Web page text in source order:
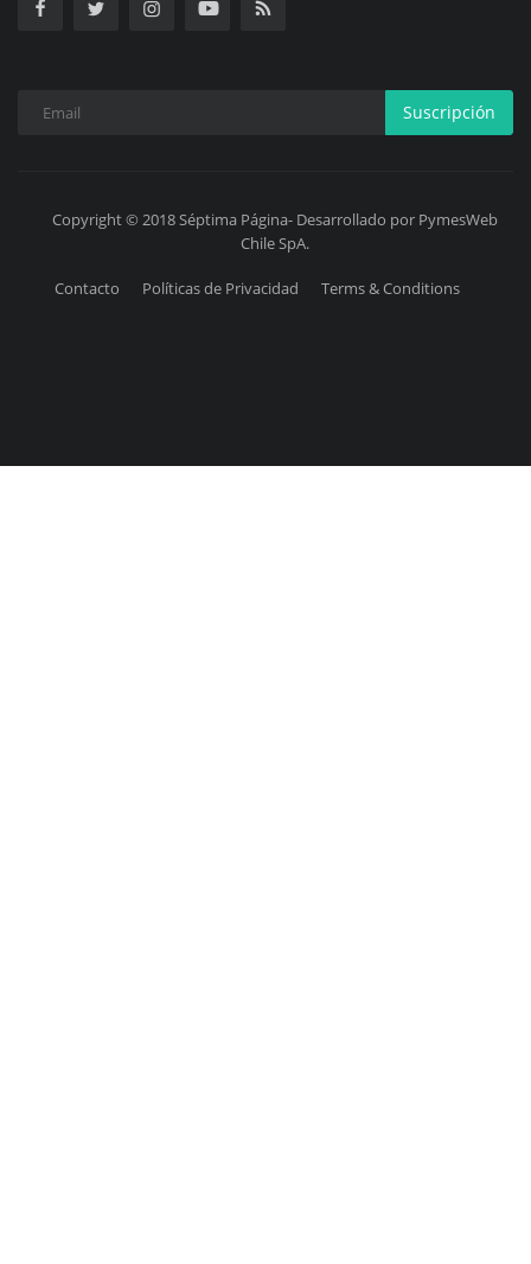
Suscripción
Copyright © 2018 Séptima Página- Desarrollado por PymesWeb
Chile SpA.
Contacto Políticas de Privacidad Terms & Conditions